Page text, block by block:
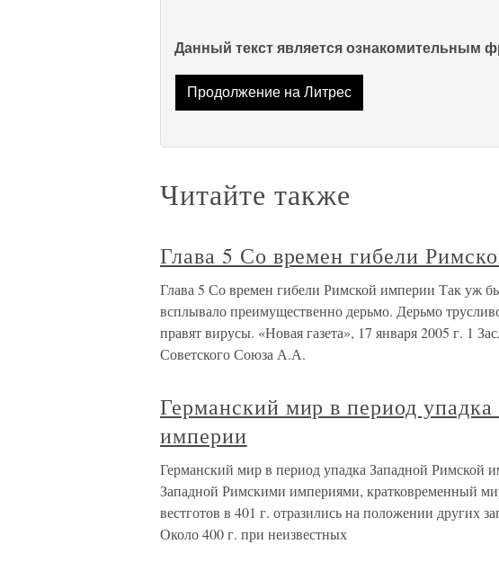
Данный текст является ознакомительным
Продолжение на Литрес
Читайте также
Глава 5 Со времен гибели
Глава 5 Со времен гибели Римской империи Так уж
всплывало преимущественно дерьмо. Дерьмо
правят вирусы. «Новая газета», 17 января 2005 г. 1
Советского Союза А.А.
Германский мир в период
империи
Германский мир в период упадка Западной
Западной Римскими империями, кратковременный
вестготов в 401 г. отразились на положении других
Около 400 г. при неизвестных